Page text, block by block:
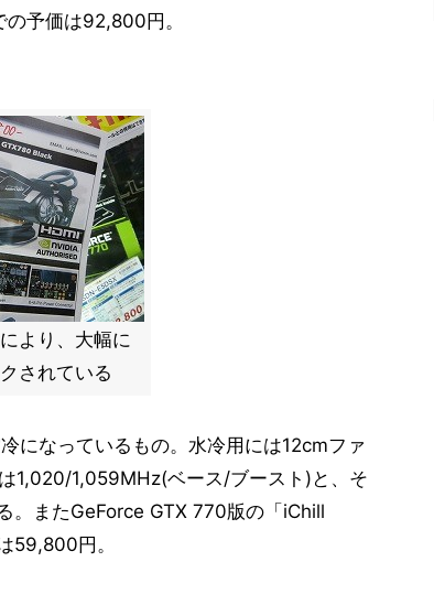
予価は92,800円。
より、大幅に
されている
になっているもの。水冷用には12cmファ
1,020/1,059MHz(ベース/ブースト)と、そ
。またGeForce GTX 770版の「iChill
59,800円。